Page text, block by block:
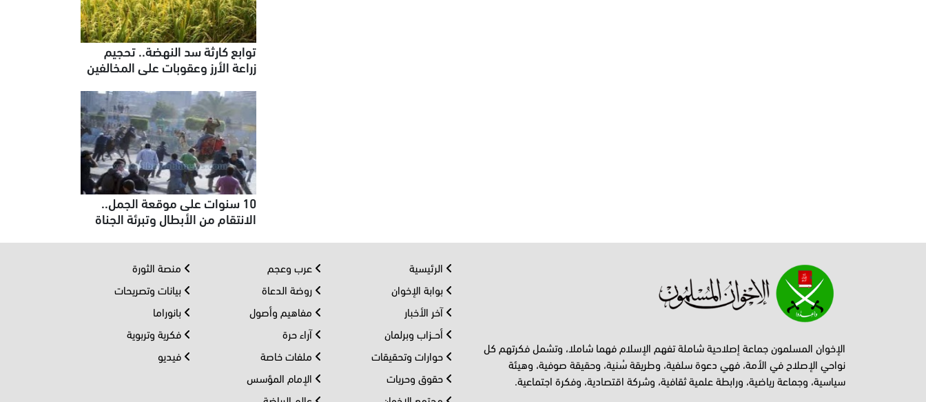
توابع كارثة سد النهضة.. تحجيم
زراعة الأرز وعقوبات على المخالفين
10 سنوات على موقعة الجمل..
الانتقام من الأبطال وتبرئة الجناة
الإخوان المسلمون جماعة إصلاحية شاملة تفهم الإسلام فهما شاملا، وتشمل فكرتهم كل
نواحي الإصلاح في الأمة، فهي دعوة سلفية، وطريقة سُنية، وحقيقة صوفية، وهيئة
سياسية، وجماعة رياضية، ورابطة علمية ثقافية، وشركة اقتصادية، وفكرة اجتماعية.
الرئيسية
بوابة الإخوان
آخر الأخبار
أحــزاب وبرلمان
حوارات وتحقيقات
حقوق وحريات
عرب وعجم
روضة الدعاة
مفاهيم وأصول
آراء حرة
ملفات خاصة
الإمام المؤسس
منصة الثورة
بيانات وتصريحات
بانوراما
فكرية وتربوية
فيديو